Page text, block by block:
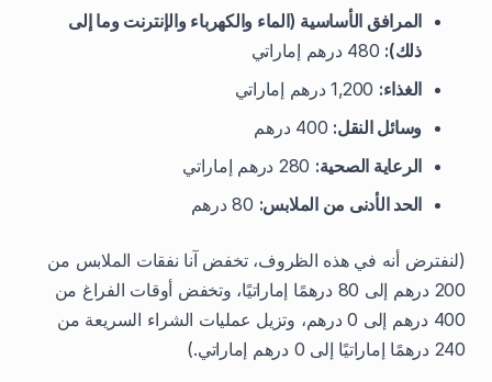
المرافق الأساسية (الماء والكهرباء والإنترنت وما إلى
ذلك):480 درهم إماراتي
الغذاء:1,200 درهم إماراتي
وسائل النقل:400 درهم
الرعاية الصحية:280 درهم إماراتي
الحد الأدنى من الملابس: 80 درهم
(لنفترض أنه في هذه الظروف، تخفض آنا نفقات الملابس من
200 درهم إلى 80 درهمًا إماراتيًا، وتخفض أوقات الفراغ من
400 درهم إلى 0 درهم، وتزيل عمليات الشراء السريعة من
240 درهمًا إماراتيًا إلى 0 درهم إماراتي.)